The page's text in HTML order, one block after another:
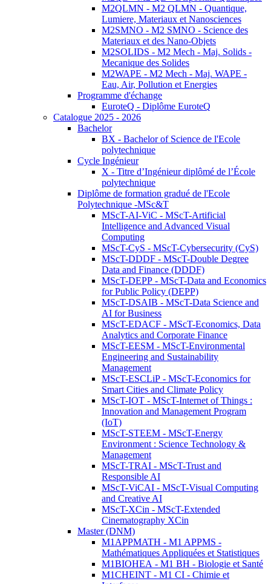
M2QLMN - M2 QLMN - Quantique,
Lumiere, Materiaux et Nanosciences
M2SMNO - M2 SMNO - Science des
Materiaux et des Nano-Objets
M2SOLIDS - M2 Mech - Maj. Solids -
Mecanique des Solides
M2WAPE - M2 Mech - Maj. WAPE -
Eau, Air, Pollution et Energies
Programme d'échange
EuroteQ - Diplôme EuroteQ
Catalogue 2025 - 2026
Bachelor
BX - Bachelor of Science de l'Ecole
polytechnique
Cycle Ingénieur
X - Titre d’Ingénieur diplômé de l’École
polytechnique
Diplôme de formation gradué de l'Ecole
Polytechnique -MSc&T
MScT-AI-ViC - MScT-Artificial
Intelligence and Advanced Visual
Computing
MScT-CyS - MScT-Cybersecurity (CyS)
MScT-DDDF - MScT-Double Degree
Data and Finance (DDDF)
MScT-DEPP - MScT-Data and Economics
for Public Policy (DEPP)
MScT-DSAIB - MScT-Data Science and
AI for Business
MScT-EDACF - MScT-Economics, Data
Analytics and Corporate Finance
MScT-EESM - MScT-Environmental
Engineering and Sustainability
Management
MScT-ESCLiP - MScT-Economics for
Smart Cities and Climate Policy
MScT-IOT - MScT-Internet of Things :
Innovation and Management Program
(IoT)
MScT-STEEM - MScT-Energy
Environment : Science Technology &
Management
MScT-TRAI - MScT-Trust and
Responsible AI
MScT-ViCAI - MScT-Visual Computing
and Creative AI
MScT-XCin - MScT-Extended
Cinematography XCin
Master (DNM)
M1APPMATH - M1 APPMS -
Mathématiques Appliquées et Statistiques
M1BIOHEA - M1 BH - Biologie et Santé
M1CHEINT - M1 CI - Chimie et